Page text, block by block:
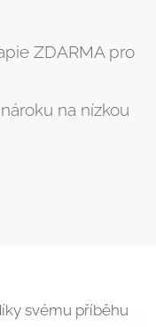
ZDARMA pro
na nízkou
svému příběhu